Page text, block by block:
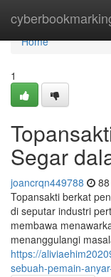
Home
Home
1
Segar
joancrqn449788
Topansakti berkat
di seputar industri
membawa
menanggulangi
https://
sebuah-pemain-